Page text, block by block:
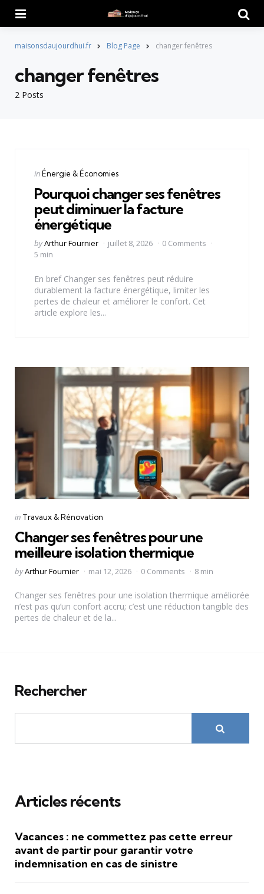
maisonsdaujourdhui.fr Blog Page changer fenêtres
2 Posts
changer fenêtres
Categories
Posted
inÉnergie & Économies
Pourquoi changer ses fenêtres
peut diminuer la facture
énergétique
Posted
by
byArthur Fournier juillet 8, 2026
0 Comments
5 min
En bref Changer ses fenêtres peut réduire
durablement la facture énergétique, limiter les
pertes de chaleur et améliorer le confort. Cet
article explore les...
Categories
Posted
in Travaux & Rénovation
Changer ses fenêtres pour une
meilleure isolation thermique
Posted
byArthur Fournier mai 12, 2026 0 Comments 8 min
Changer ses fenêtres pour une isolation thermique améliorée
n’est pas qu’un confort accru; c’est une réduction tangible des
pertes de chaleur et de la...
Rechercher
Articles récents
Vacances : ne commettez pas cette erreur
avant de partir pour garantir votre
indemnisation en cas de sinistre